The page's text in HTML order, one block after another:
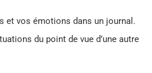
et vos émotions dans un journal.
du point de vue d’une autre